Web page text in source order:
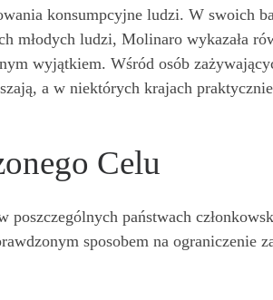
konsumpcyjne ludzi. W swoich
młodych ludzi, Molinaro wykazała
wyjątkiem. Wśród osób
a w niektórych krajach
Celu
państwach
sposobem na ograniczenie